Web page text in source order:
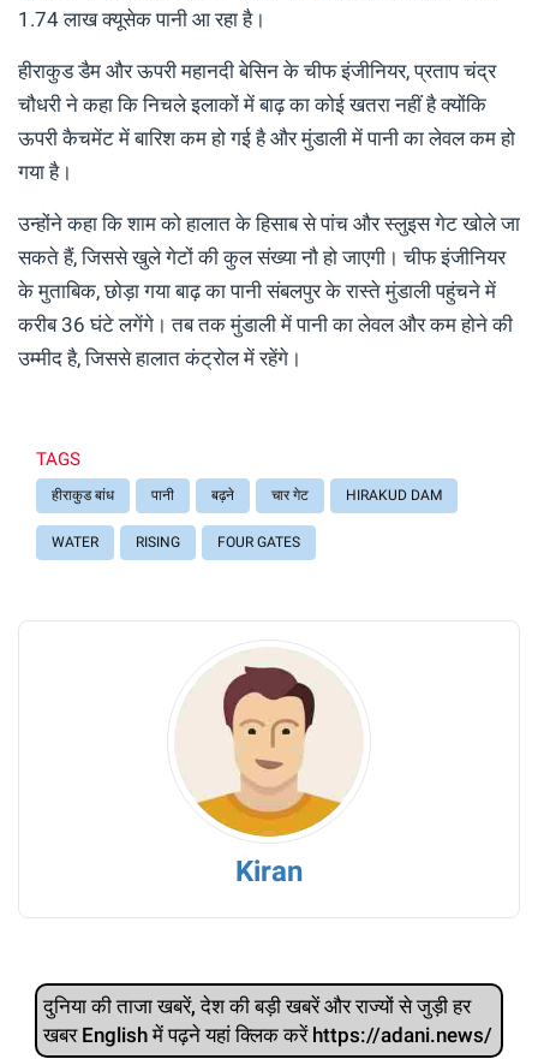
1.74 लाख क्यूसेक पानी आ रहा है।
हीराकुड डैम और ऊपरी महानदी बेसिन के चीफ इंजीनियर, प्रताप चंद्र
चौधरी ने कहा कि निचले इलाकों में बाढ़ का कोई खतरा नहीं है क्योंकि
ऊपरी कैचमेंट में बारिश कम हो गई है और मुंडाली में पानी का लेवल कम हो
गया है।
उन्होंने कहा कि शाम को हालात के हिसाब से पांच और स्लुइस गेट खोले जा
सकते हैं, जिससे खुले गेटों की कुल संख्या नौ हो जाएगी। चीफ इंजीनियर
के मुताबिक, छोड़ा गया बाढ़ का पानी संबलपुर के रास्ते मुंडाली पहुंचने में
करीब 36 घंटे लगेंगे। तब तक मुंडाली में पानी का लेवल और कम होने की
उम्मीद है, जिससे हालात कंट्रोल में रहेंगे।
TAGS
हीराकुड बांध पानी बढ़ने चार गेट HIRAKUD DAM
WATER RISING FOUR GATES
Kiran
दुनिया की ताजा खबरें, देश की बड़ी खबरें और राज्‍यों से जुड़ी हर
खबर English में पढ़ने यहां क्लिक करें https://adani.news/